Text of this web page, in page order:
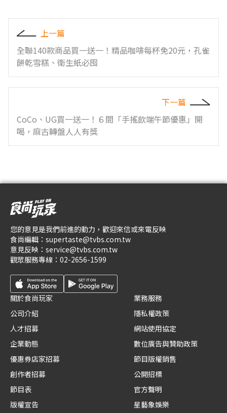
上一篇
全聯140款商品買一送一！精品咖啡每杯免20元，孔雀
餅乾雪糕、衛生紙必囤
下一篇
CoCo、UG買一送一！６間「手搖飲端午節優惠」開
喝，麻古轉盤人人有獎
您的意見是我們前進的動力，歡迎來信或來電反映
食尚編輯： supertaste@tvbs.com.tw
意見反映： service@tvbs.com.tw
觀眾服務專線： 02-2656-1599
關於食尚玩家
公司介紹
人才招募
企業動態
優惠券店家招募
創作者招募
節目表
版權宣告
業務服務
隱私權政策
網站使用協定
數位廣告與贊助政策
節目版權銷售
公開招標
官方聲明
星藝象娛樂